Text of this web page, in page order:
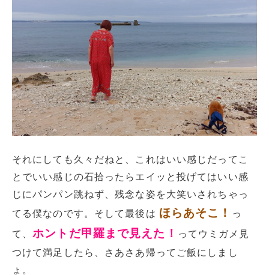
それにしても久々だねと、これはいい感じだってこ
とでいい感じの石拾ったらエイッと投げてはいい感
じにパンパン跳ねず、残念な姿を大笑いされちゃっ
てる僕なのです。そして最後は ほらあそこ！
っ
て、ホントだ甲羅まで見えた！ ってウミガメ見
つけて満足したら、さあさあ帰ってご飯にしまし
ょ。